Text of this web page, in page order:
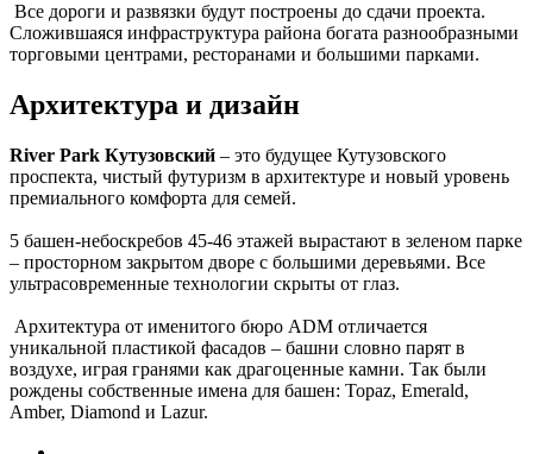
Все дороги и развязки будут построены до сдачи проекта.
Сложившаяся инфраструктура района богата разнообразными
торговыми центрами, ресторанами и большими парками.
Архитектура и дизайн
River Park Кутузовский – это будущее Кутузовского
проспекта, чистый футуризм в архитектуре и новый уровень
премиального комфорта для семей.
5 башен-небоскребов 45-46 этажей вырастают в зеленом парке
– просторном закрытом дворе с большими деревьями. Все
ультрасовременные технологии скрыты от глаз.
Архитектура от именитого бюро ADM отличается
уникальной пластикой фасадов – башни словно парят в
воздухе, играя гранями как драгоценные камни. Так были
рождены собственные имена для башен: Topaz, Emerald,
Amber, Diamond и Lazur.